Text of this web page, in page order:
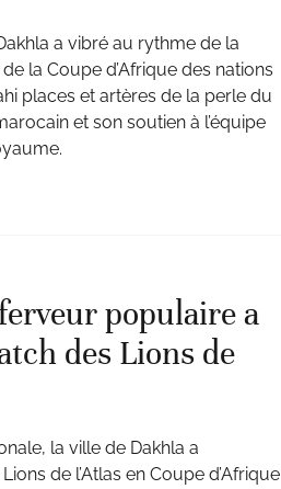
a vibré au rythme de la
la Coupe d’Afrique des nations
places et artères de la perle du
et son soutien à l’équipe
populaire a
des Lions de
la ville de Dakhla a
de l’Atlas en Coupe d’Afrique